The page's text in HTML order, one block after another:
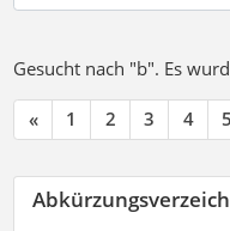
Gesucht nach "b". Es
« 1 2 3 4 5